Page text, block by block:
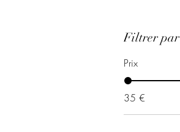
Filtrer par
Prix
35 €